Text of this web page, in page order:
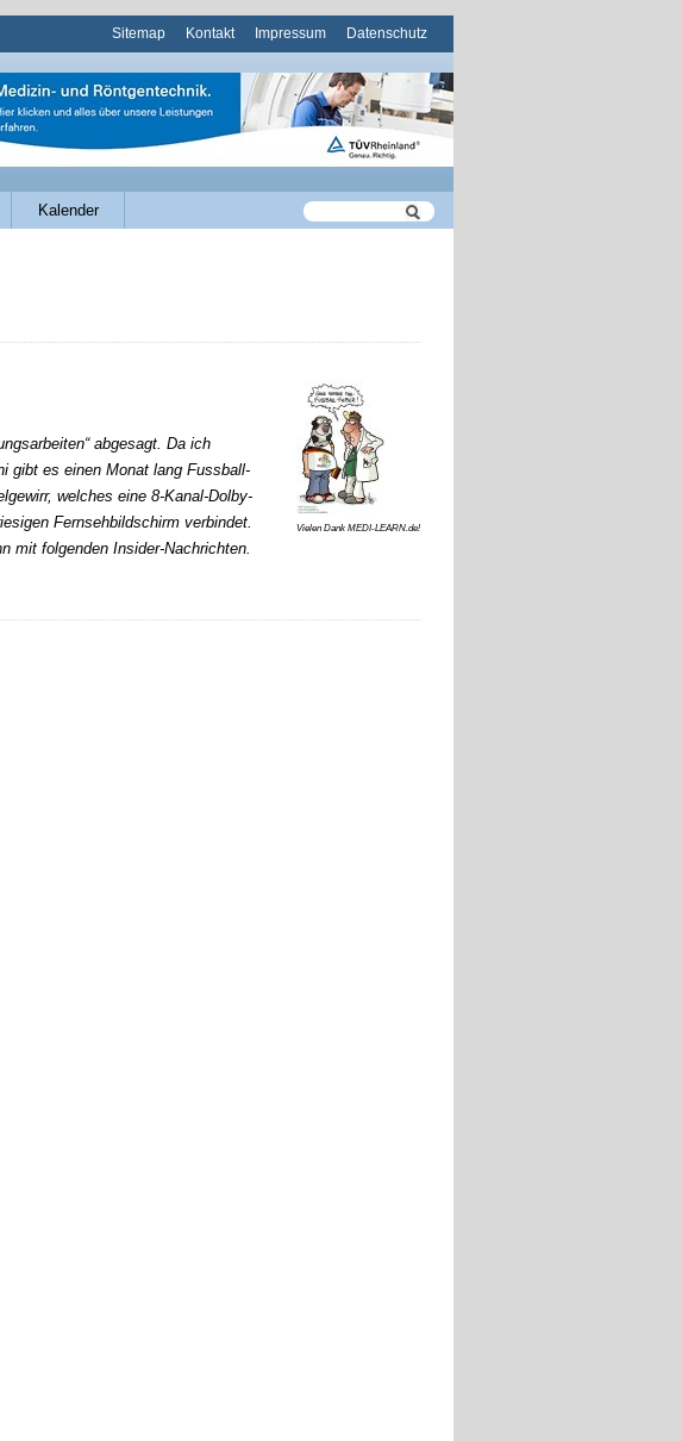
Navigation
überspringen
Sitemap Kontakt Impressum Datenschutz
Kalender
Vielen Dank MEDI-LEARN.de!
abgesagt. Da ich
gibt es einen Monat lang Fussball-
welches eine 8-Kanal-Dolby-
Fernsehbildschirm verbindet.
mit folgenden Insider-Nachrichten.